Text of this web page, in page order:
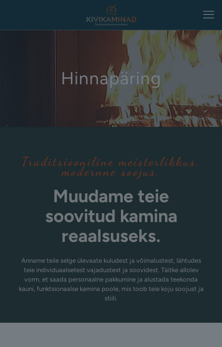
Hinnapäring
Traditsiooniline meisterlikkus,
modernne soojus.
Muudame teie
soovitud kamina
reaalsuseks.
Anname teile selge ülevaate kuludest ja võimalustest, lähtudes
teie individuaalsetest vajadustest ja soovidest. Täitke allolev
vorm, et saada personaalne pakkumine ja alustada teekonda
kauni, funktsionaalse kamina poole, mis toob teie koju soojust ja
stiili.